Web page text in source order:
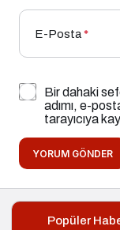
E-Posta*
Bir dahaki
adımı, e-
tarayıcıya
YORUM GÖNDER
Popüler